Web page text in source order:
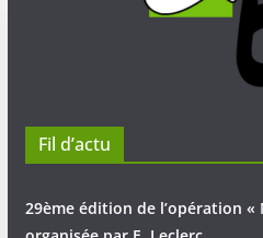
Fil d’actu
29ème édition de l’opération